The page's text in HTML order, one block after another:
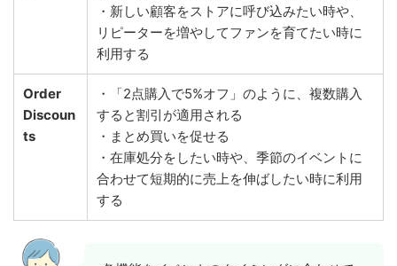
・新しい顧客をストアに呼び込みたい時や、
リピーターを増やしてファンを育てたい時に
利用する
Order
Discoun
ts
・「2点購入で5%オフ」のように、複数購入
すると割引が適用される
・まとめ買いを促せる
・在庫処分をしたい時や、季節のイベントに
合わせて短期的に売上を伸ばしたい時に利用
する